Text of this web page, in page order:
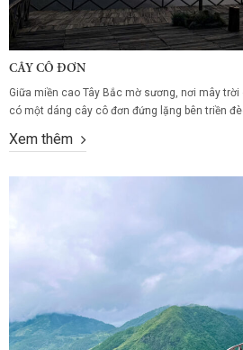
CÂY CÔ ĐƠN
Giữa miền cao Tây Bắc mờ sương, nơi mây
có một dáng cây cô đơn đứng lặng bên triền
vẻ đẹp trầm mặc, thanh...
Xem thêm